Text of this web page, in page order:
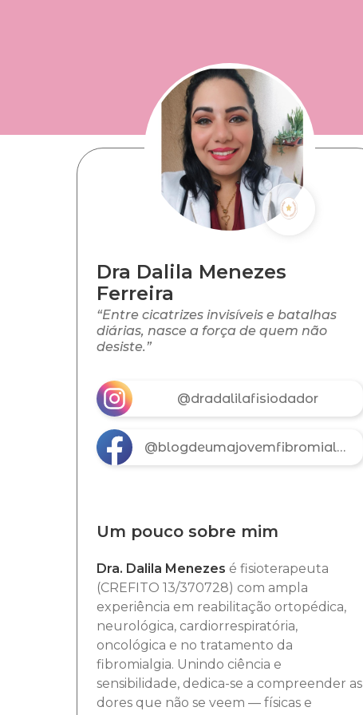
Dra Dalila Menezes
Ferreira
“Entre cicatrizes invisíveis e batalhas
diárias, nasce a força de quem não
desiste.”
@dradalilafisiodador
@blogdeumajovemfibromialgica
Um pouco sobre mim
Dra. Dalila Menezes é fisioterapeuta
(CREFITO 13/370728) com ampla
experiência em reabilitação ortopédica,
neurológica, cardiorrespiratória,
oncológica e no tratamento da
fibromialgia. Unindo ciência e
sensibilidade, dedica-se a compreender as
dores que não se veem — físicas e